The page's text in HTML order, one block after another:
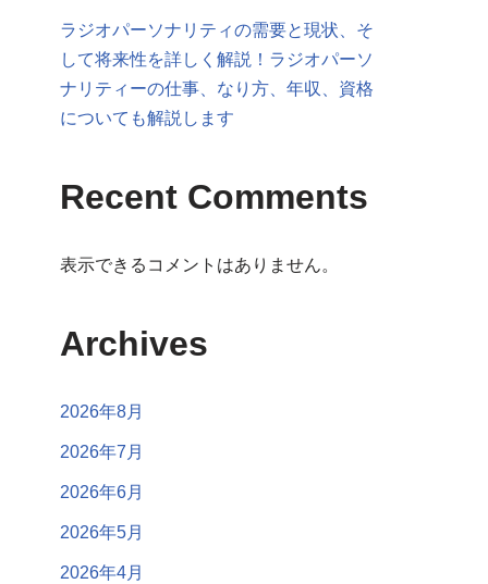
ラジオパーソナリティの需要と現状、そ
して将来性を詳しく解説！ラジオパーソ
ナリティーの仕事、なり方、年収、資格
についても解説します
Recent Comments
表示できるコメントはありません。
Archives
2026年8月
2026年7月
2026年6月
2026年5月
2026年4月